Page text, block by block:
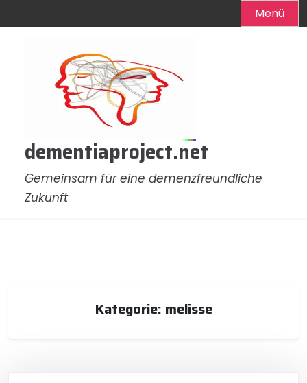
Menü
dementiaproject.net
Gemeinsam für eine demenzfreundliche
Zukunft
Kategorie: melisse